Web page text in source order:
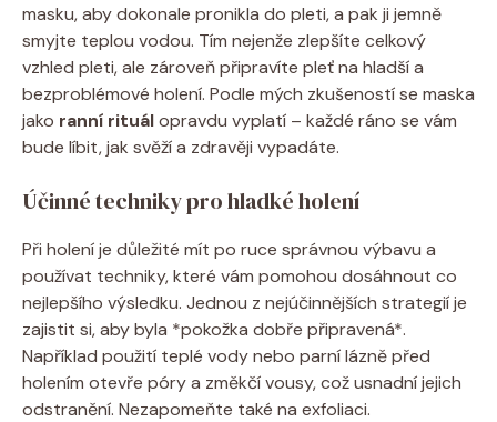
masku, aby dokonale pronikla do pleti, a pak ji jemně
smyjte teplou vodou. Tím nejenže zlepšíte celkový
vzhled pleti, ale zároveň připravíte pleť na hladší a
bezproblémové holení. Podle mých zkušeností se maska
jako ranní rituálopravdu vyplatí – každé ráno se vám
bude líbit, jak svěží a zdravěji vypadáte.
Účinné techniky pro hladké holení
Při holení je důležité mít po ruce správnou výbavu a
používat techniky, které vám pomohou dosáhnout co
nejlepšího výsledku. Jednou z nejúčinnějších strategií je
zajistit si, aby byla *pokožka dobře připravená*.
Například použití teplé vody nebo parní lázně před
holením otevře póry a změkčí vousy, což usnadní jejich
odstranění. Nezapomeňte také na exfoliaci.